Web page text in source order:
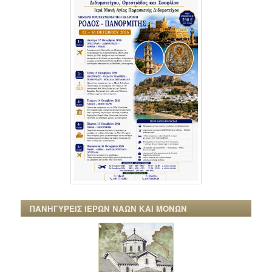
ΠΑΝΗΓΥΡΕΙΣ ΙΕΡΩΝ ΝΑΩΝ ΚΑΙ ΜΟΝΩΝ